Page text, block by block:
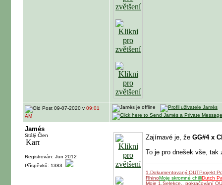
09-07-2020 v 09:01
AM
Jamés
Stálý Člen
Registrován: Jun 2012
Příspěvků: 1383
Zajímavé je, že GG#4 x
To je pro dnešek vše, tak
1.Dokumentovaný OUTProjekt
RhinoMoje skromné chilliDutch
Moje 1.Selekce.. pokračování